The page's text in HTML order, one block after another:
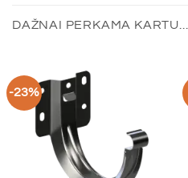
DAŽNAI PERKAMA KARTU...
-23%